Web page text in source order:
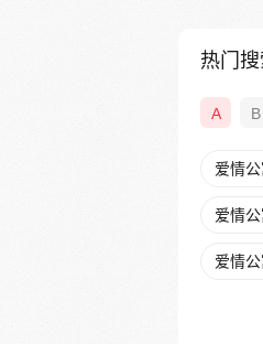
热门搜
A B
爱情
爱情
爱情